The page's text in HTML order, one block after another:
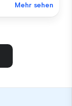
Mehr sehen